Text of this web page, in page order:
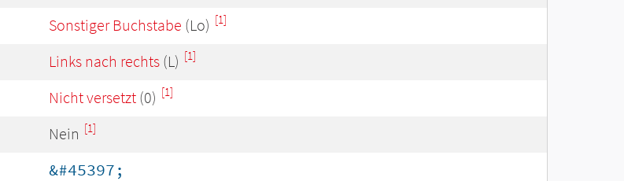
Sonstiger Buchstabe (Lo) [1]
Links nach rechts (L) [1]
Nicht versetzt (0) [1]
Nein [1]
&#45397;